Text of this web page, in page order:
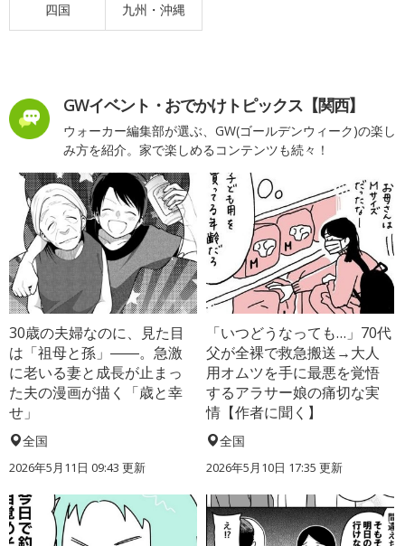
四国 九州・沖縄
GWイベント・おでかけトピックス【関西】
ウォーカー編集部が選ぶ、GW(ゴールデンウィーク)の楽し
み方を紹介。家で楽しめるコンテンツも続々！
30歳の夫婦なのに、見た目
は「祖母と孫」――。急激
に老いる妻と成長が止まっ
た夫の漫画が描く「歳と幸
せ」
全国
2026年5月11日 09:43 更新
「いつどうなっても…」70代
父が全裸で救急搬送→大人
用オムツを手に最悪を覚悟
するアラサー娘の痛切な実
情【作者に聞く】
全国
2026年5月10日 17:35 更新